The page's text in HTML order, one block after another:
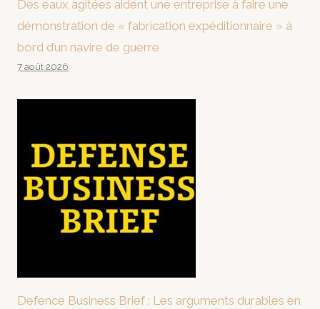
Des eaux agitées aident une entreprise à faire une
démonstration de « fabrication expéditionnaire » à
bord d’un navire de guerre
7 août 2026
Defence Business Brief : Les arguments durables en